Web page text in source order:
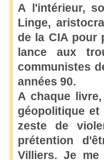
A l'intérieur,
Linge,
de la CIA pour
lance aux
communistes
années 90.
A chaque
géopolitique et
zeste de
prétention
Villiers. Je